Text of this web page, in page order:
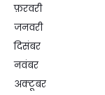
फ़रवरी
जनवरी
दिसंबर
नवंबर
अक्टूबर